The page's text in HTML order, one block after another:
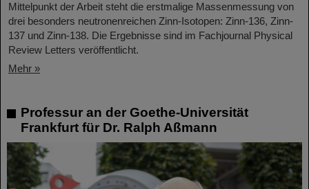
Mittelpunkt der Arbeit steht die erstmalige Massenmessung von
drei besonders neutronenreichen Zinn-Isotopen: Zinn-136, Zinn-
137 und Zinn-138. Die Ergebnisse sind im Fachjournal Physical
Review Letters veröffentlicht.
Mehr »
Professur an der Goethe-Universität
Frankfurt für Dr. Ralph Aßmann